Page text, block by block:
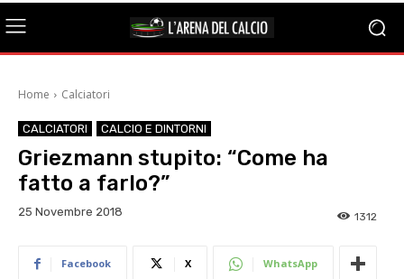
Home Calciatori
CALCIATORI CALCIO E DINTORNI
Griezmann stupito: “Come ha
fatto a farlo?”
25 Novembre 2018 1312
Facebook X WhatsApp